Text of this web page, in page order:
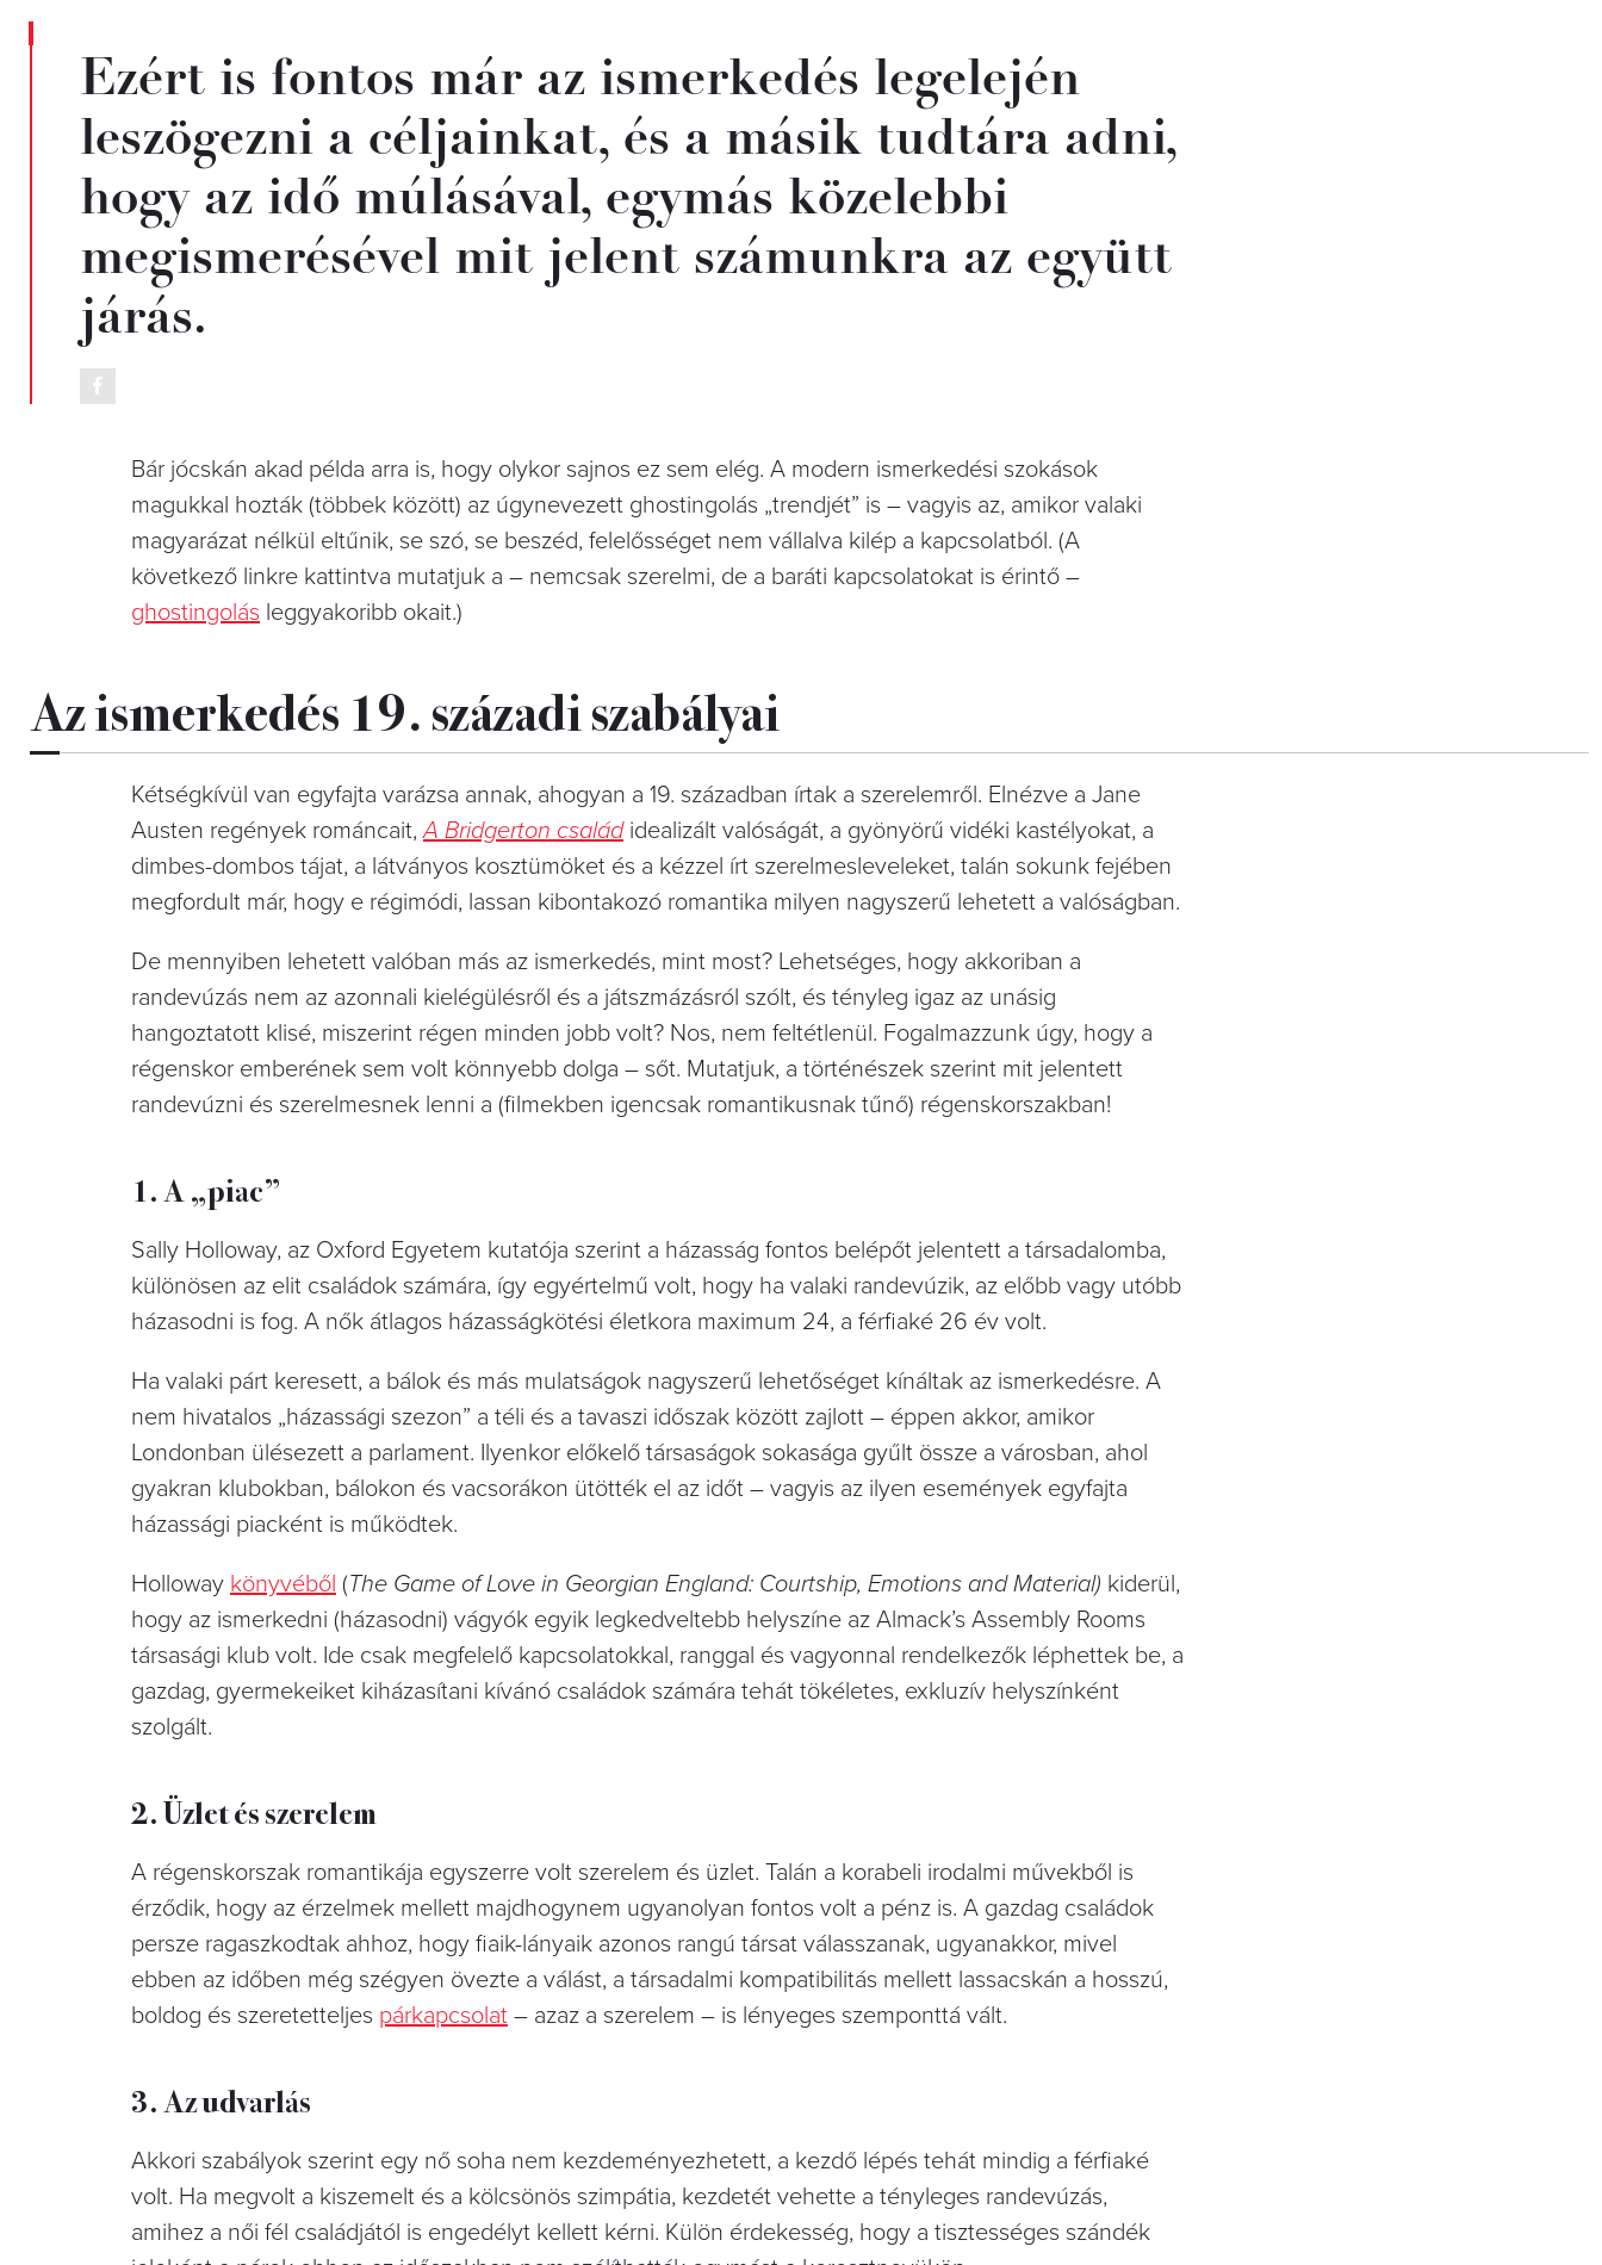
Ezért is fontos már az ismerkedés legelején
leszögezni a céljainkat, és a másik tudtára adni,
hogy az idő múlásával, egymás közelebbi
megismerésével mit jelent számunkra az együtt
járás.
Bár jócskán akad példa arra is, hogy olykor sajnos ez sem elég. A modern ismerkedési szokások
magukkal hozták (többek között) az úgynevezett ghostingolás „trendjét” is – vagyis az, amikor valaki
magyarázat nélkül eltűnik, se szó, se beszéd, felelősséget nem vállalva kilép a kapcsolatból. (A
következő linkre kattintva mutatjuk a – nemcsak szerelmi, de a baráti kapcsolatokat is érintő –
ghostingolás leggyakoribb okait.)
Az ismerkedés 19. századi szabályai
Kétségkívül van egyfajta varázsa annak, ahogyan a 19. században írtak a szerelemről. Elnézve a Jane
Austen regények románcait,A Bridgerton családidealizált valóságát, a gyönyörű vidéki kastélyokat, a
dimbes-dombos tájat, a látványos kosztümöket és a kézzel írt szerelmesleveleket, talán sokunk fejében
megfordult már, hogy e régimódi, lassan kibontakozó romantika milyen nagyszerű lehetett a valóságban.
De mennyiben lehetett valóban más az ismerkedés, mint most? Lehetséges, hogy akkoriban a
randevúzás nem az azonnali kielégülésről és a játszmázásról szólt, és tényleg igaz az unásig
hangoztatott klisé, miszerint régen minden jobb volt? Nos, nem feltétlenül. Fogalmazzunk úgy, hogy a
régenskor emberének sem volt könnyebb dolga – sőt. Mutatjuk, a történészek szerint mit jelentett
randevúzni és szerelmesnek lenni a (filmekben igencsak romantikusnak tűnő) régenskorszakban!
1. A „piac”
Sally Holloway, az Oxford Egyetem kutatója szerint a házasság fontos belépőt jelentett a társadalomba,
különösen az elit családok számára, így egyértelmű volt, hogy ha valaki randevúzik, az előbb vagy utóbb
házasodni is fog. A nők átlagos házasságkötési életkora maximum 24, a férfiaké 26 év volt.
Ha valaki párt keresett, a bálok és más mulatságok nagyszerű lehetőséget kínáltak az ismerkedésre. A
nem hivatalos „házassági szezon” a téli és a tavaszi időszak között zajlott – éppen akkor, amikor
Londonban ülésezett a parlament. Ilyenkor előkelő társaságok sokasága gyűlt össze a városban, ahol
gyakran klubokban, bálokon és vacsorákon ütötték el az időt – vagyis az ilyen események egyfajta
házassági piacként is működtek.
Holloway könyvéből (The Game of Love in Georgian England: Courtship, Emotions and Material) kiderül,
hogy az ismerkedni (házasodni) vágyók egyik legkedveltebb helyszíne az Almack’s Assembly Rooms
társasági klub volt. Ide csak megfelelő kapcsolatokkal, ranggal és vagyonnal rendelkezők léphettek be, a
gazdag, gyermekeiket kiházasítani kívánó családok számára tehát tökéletes, exkluzív helyszínként
szolgált.
2. Üzlet és szerelem
A régenskorszak romantikája egyszerre volt szerelem és üzlet. Talán a korabeli irodalmi művekből is
érződik, hogy az érzelmek mellett majdhogynem ugyanolyan fontos volt a pénz is. A gazdag családok
persze ragaszkodtak ahhoz, hogy fiaik-lányaik azonos rangú társat válasszanak, ugyanakkor, mivel
ebben az időben még szégyen övezte a válást, a társadalmi kompatibilitás mellett lassacskán a hosszú,
boldog és szeretetteljes párkapcsolat – azaz a szerelem – is lényeges szemponttá vált.
3. Az udvarlás
Akkori szabályok szerint egy nő soha nem kezdeményezhetett, a kezdő lépés tehát mindig a férfiaké
volt. Ha megvolt a kiszemelt és a kölcsönös szimpátia, kezdetét vehette a tényleges randevúzás,
amihez a női fél családjától is engedélyt kellett kérni. Külön érdekesség, hogy a tisztességes szándék